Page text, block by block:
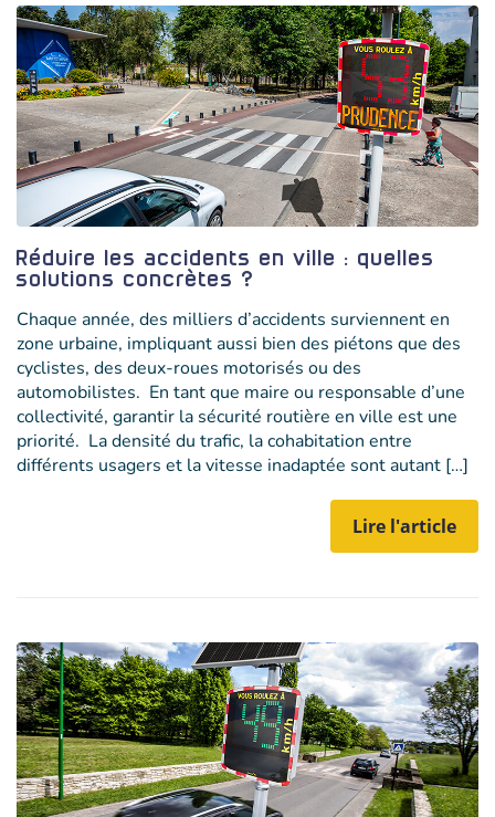
Réduire les accidents en ville : quelles
solutions concrètes ?
Chaque année, des milliers d’accidents surviennent en
zone urbaine, impliquant aussi bien des piétons que des
cyclistes, des deux-roues motorisés ou des
automobilistes. En tant que maire ou responsable d’une
collectivité, garantir la sécurité routière en ville est une
priorité. La densité du trafic, la cohabitation entre
différents usagers et la vitesse inadaptée sont autant […]
Lire l'article